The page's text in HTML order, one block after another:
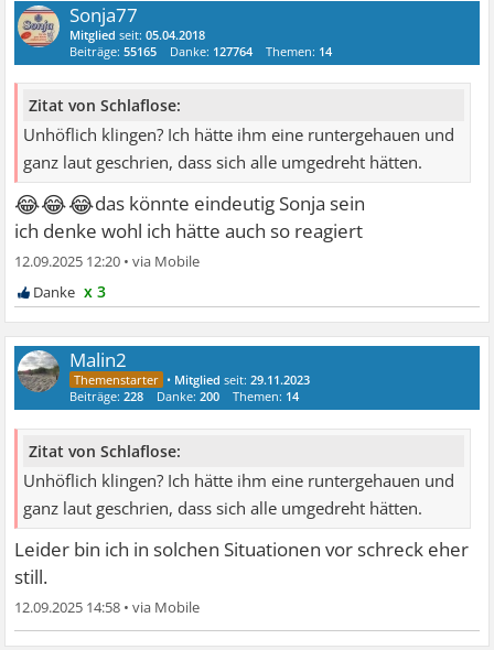
Sonja77
Mitglied seit:05.04.2018
Beiträge:55165 Danke: 127764 Themen: 14
Zitat von Schlaflose:
Unhöflich klingen? Ich hätte ihm eine runtergehauen und
ganz laut geschrien, dass sich alle umgedreht hätten.
😂😂😂das könnte eindeutig Sonja sein
ich denke wohl ich hätte auch so reagiert
12.09.2025 12:20 •
x 3
Malin2
• Mitglied seit:29.11.2023
Beiträge:228 Danke:200 Themen: 14
Zitat von Schlaflose:
Unhöflich klingen? Ich hätte ihm eine runtergehauen und
ganz laut geschrien, dass sich alle umgedreht hätten.
Leider bin ich in solchen Situationen vor schreck eher
still.
12.09.2025 14:58 •